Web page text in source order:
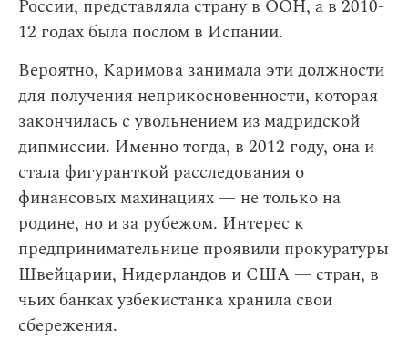
России, представляла страну в ООН, а в 2010-
12 годах была послом в Испании.
Вероятно, Каримова занимала эти должности
для получения неприкосновенности, которая
закончилась с увольнением из мадридской
дипмиссии. Именно тогда, в 2012 году, она и
стала фигуранткой расследования о
финансовых махинациях — не только на
родине, но и за рубежом. Интерес к
предпринимательнице проявили прокуратуры
Швейцарии, Нидерландов и США — стран, в
чьих банках узбекистанка хранила свои
сбережения.